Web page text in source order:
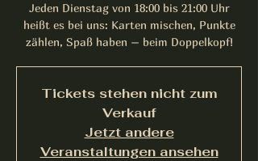
Jeden Dienstag von 18:00 bis 21:00 Uhr
heißt es bei uns: Karten mischen, Punkte
zählen, Spaß haben – beim Doppelkopf!
Tickets stehen nicht zum
Verkauf
Jetzt andere
Veranstaltungen ansehen